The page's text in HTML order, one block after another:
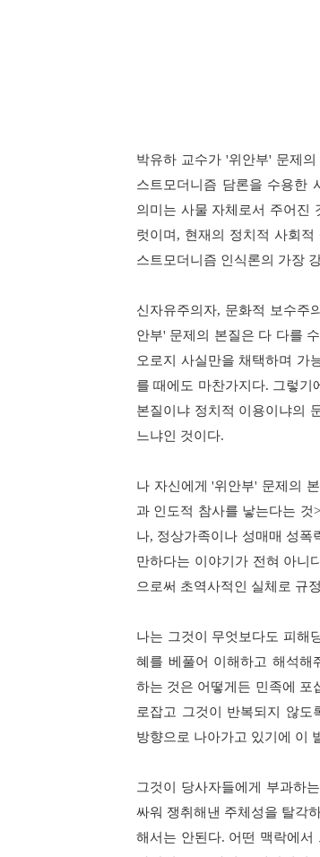
박유하 교수가 '위안부' 문제
스트모더니즘 담론을 수용한
의미는 사물 자체로서 주어진
럿이며 , 현재의 정치적 사회
스트모더니즘 인식론의 가장
신자유주의자, 문화적 보수주
안부' 문제의 본질은 다 다를
오로지 사실만을 채택하며 가
를 때에도 마찬가지다. 그렇기
본질이냐 정치적 이용이냐의
느냐인 것이다.
나 자신에게'위안부' 문제의
과 인도적 참사를 낳는다는 것>
나, 정상가족이나 성매매 성폭
만하다는 이야기가 전혀 아니
으로써 초역사적인 실체로 규
나는 그것이 무엇보다도 피해
혜를 베풀어 이해하고 해석해
하는 것은 어떻게든 민족에 포
로잡고 그것이 반복되지 않도
방향으로 나아가고 있기에 이
그것이 당사자들에게 부과하
싸워 쟁취해낸 주체성을 탈각
해서는 안된다. 어떤 맥락에서